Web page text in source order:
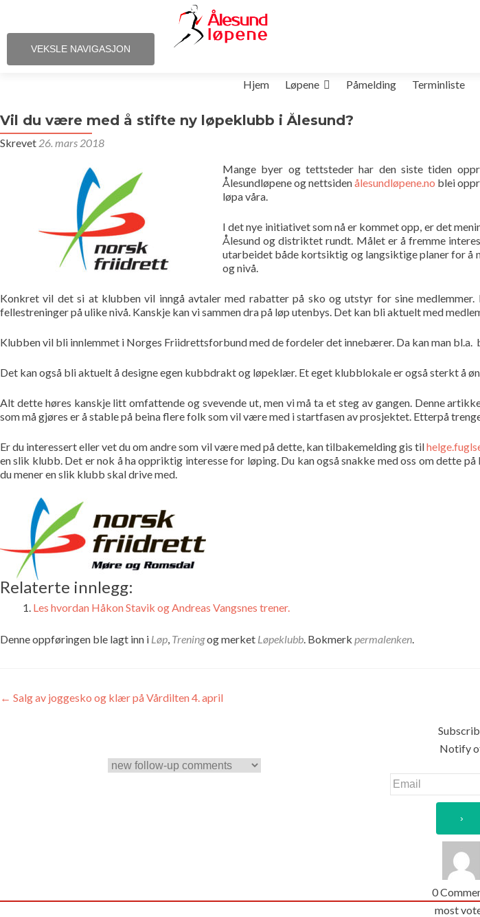
VEKSLE NAVIGASJON
Gå
innhold
Hjem Løpene Påmelding Terminliste
Vil du være med å stifte ny løpeklubb i Ålesund?
Skrevet 26. mars 2018
Mange byer og tettsteder har den siste tiden
Ålesundløpene og nettsidenålesundløpene.no blei
løpa våra.
I det nye initiativet som nå er kommet opp, er det
Ålesund og distriktet rundt. Målet er å fremme
utarbeidet både kortsiktig og langsiktige planer for å
og nivå.
Konkret vil det si at klubben vil inngå avtaler med rabatter på sko og utstyr for sine
fellestreninger på ulike nivå. Kanskje kan vi sammen dra på løp utenbys. Det kan bli aktuelt med
Klubben vil bli innlemmet i Norges Friidrettsforbund med de fordeler det innebærer. Da kan man bl.a.
Det kan også bli aktuelt å designe egen kubbdrakt og løpeklær. Et eget klubblokale er også sterkt å
Alt dette høres kanskje litt omfattende og svevende ut, men vi må ta et steg av gangen. Denne
som må gjøres er å stable på beina flere folk som vil være med i startfasen av prosjektet. Etterpå
Er du interessert eller vet du om andre som vil være med på dette, kan tilbakemelding gis til
en slik klubb. Det er nok å ha oppriktig interesse for løping. Du kan også snakke med oss om dette
du mener en slik klubb skal drive med.
Relaterte innlegg:
Les hvordan Håkon Stavik og Andreas Vangsnes trener.
Denne oppføringen ble lagt inn i Løp, Treningog merket Løpeklubb. Bokmerk permalenken.
Innleggsnavigasjon
← Salg av joggesko og klær på Vårdilten 4. april
Notify
0
most